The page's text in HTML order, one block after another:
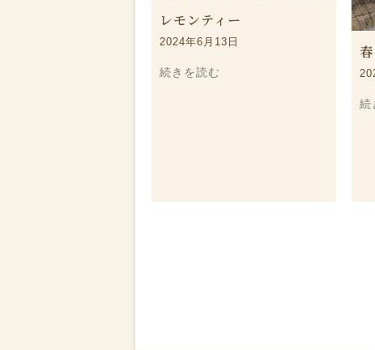
レモンティー
2024年6月13日
続きを読む
続